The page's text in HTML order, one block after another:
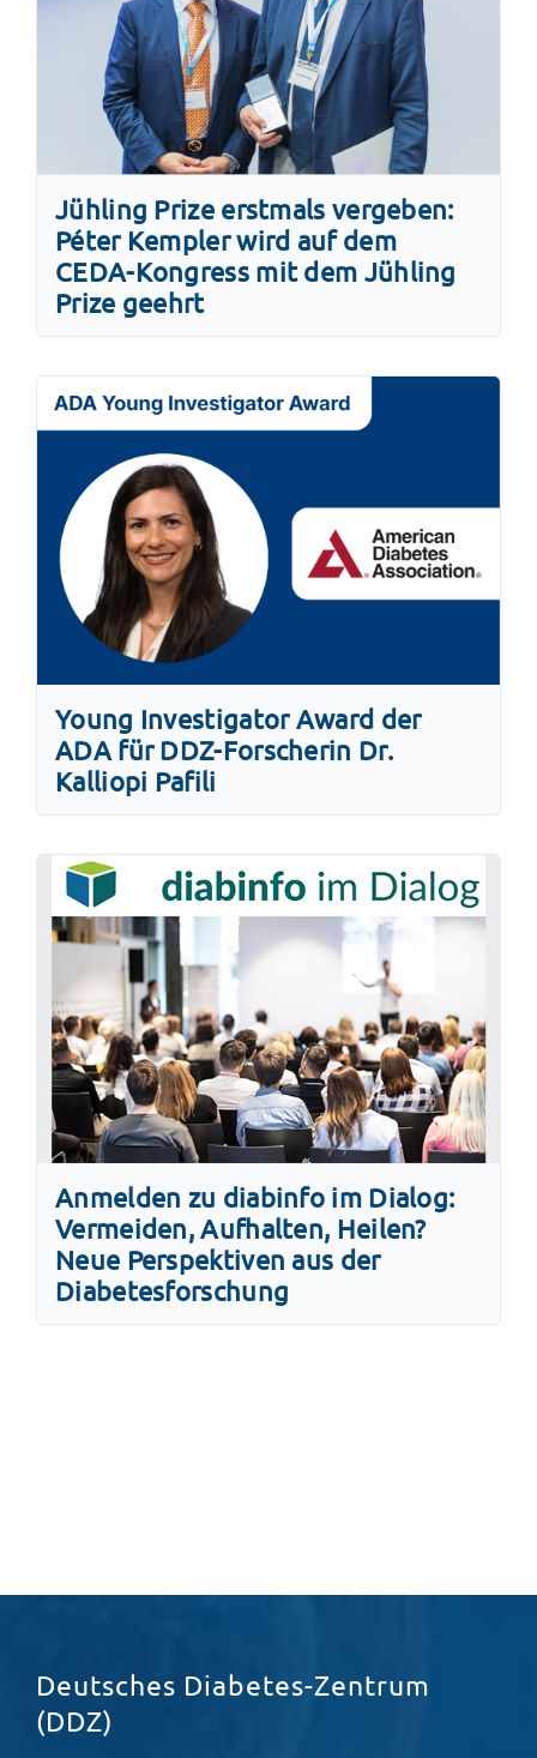
Jühling Prize erstmals vergeben:
Péter Kempler wird auf dem
CEDA-Kongress mit dem Jühling
Prize geehrt
Young Investigator Award der
ADA für DDZ-Forscherin Dr.
Kalliopi Pafili
Anmelden zu diabinfo im Dialog:
Vermeiden, Aufhalten, Heilen?
Neue Perspektiven aus der
Diabetesforschung
Deutsches Diabetes-Zentrum
(DDZ)